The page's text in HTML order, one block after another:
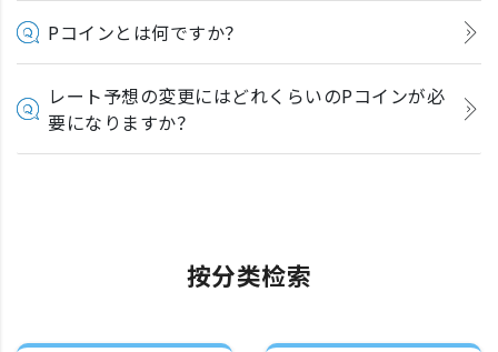
Pコインとは何ですか？
レート予想の変更にはどれくらいのPコインが必
要になりますか？
按分类检索